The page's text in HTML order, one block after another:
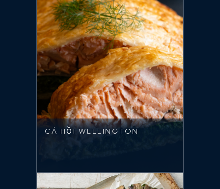
CÁ HỒI WELLINGTON